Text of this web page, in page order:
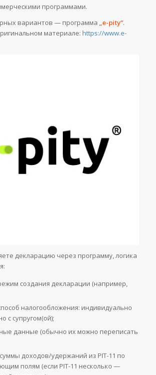
программами.
вариантов — программа „e-pity”.
материале: https://www.e-
декларацию через программу, логика
создания декларации (например,
налогообложения: индивидуально
с супругом(ой);
данные (обычно их можно переписать
доходов/удержаний из PIT-11 по
полям (если PIT-11 несколько —